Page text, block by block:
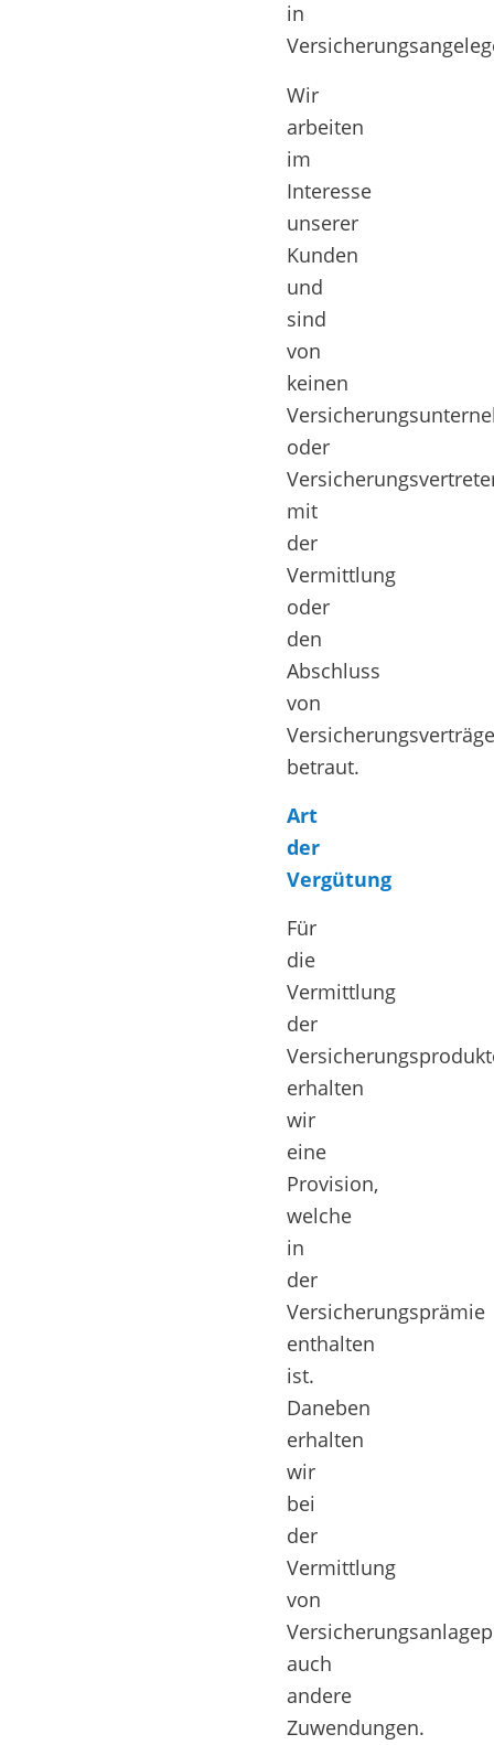
in
Wir
arbeiten
im
Interesse
unserer
Kunden
und
sind
von
keinen
oder
mit
der
Vermittlung
oder
den
Abschluss
von
betraut.
Art
der
Vergütung
Für
die
Vermittlung
der
erhalten
wir
eine
Provision,
welche
in
der
Versicherungsprämie
enthalten
ist.
Daneben
erhalten
wir
bei
der
Vermittlung
von
auch
andere
Zuwendungen.